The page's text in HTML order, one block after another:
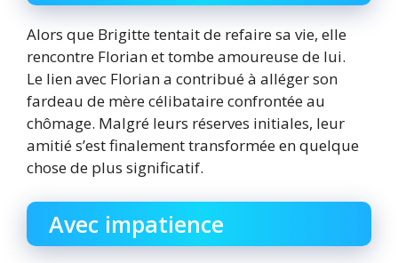
Alors que Brigitte tentait de refaire sa vie, elle
rencontre Florian et tombe amoureuse de lui.
Le lien avec Florian a contribué à alléger son
fardeau de mère célibataire confrontée au
chômage. Malgré leurs réserves initiales, leur
amitié s’est finalement transformée en quelque
chose de plus significatif.
Avec impatience